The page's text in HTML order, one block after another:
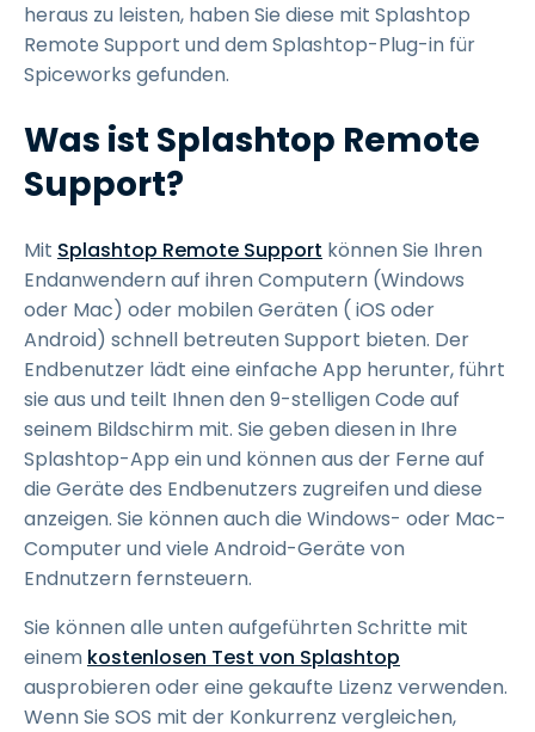
heraus zu leisten, haben Sie diese mit Splashtop
Remote Support und dem Splashtop-Plug-in für
Spiceworks gefunden.
Was ist Splashtop Remote
Support?
Mit Splashtop Remote Support können Sie Ihren
Endanwendern auf ihren Computern (Windows
oder Mac) oder mobilen Geräten ( iOS oder
Android) schnell betreuten Support bieten. Der
Endbenutzer lädt eine einfache App herunter, führt
sie aus und teilt Ihnen den 9-stelligen Code auf
seinem Bildschirm mit. Sie geben diesen in Ihre
Splashtop-App ein und können aus der Ferne auf
die Geräte des Endbenutzers zugreifen und diese
anzeigen. Sie können auch die Windows- oder Mac-
Computer und viele Android-Geräte von
Endnutzern fernsteuern.
Sie können alle unten aufgeführten Schritte mit
einem kostenlosen Test von Splashtop
ausprobieren oder eine gekaufte Lizenz verwenden.
Wenn Sie SOS mit der Konkurrenz vergleichen,